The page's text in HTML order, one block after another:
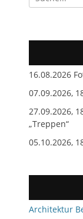
nach:
16.08.2026
07.09.2026,
27.09.2026,
„Treppen“
05.10.2026,
Architektur